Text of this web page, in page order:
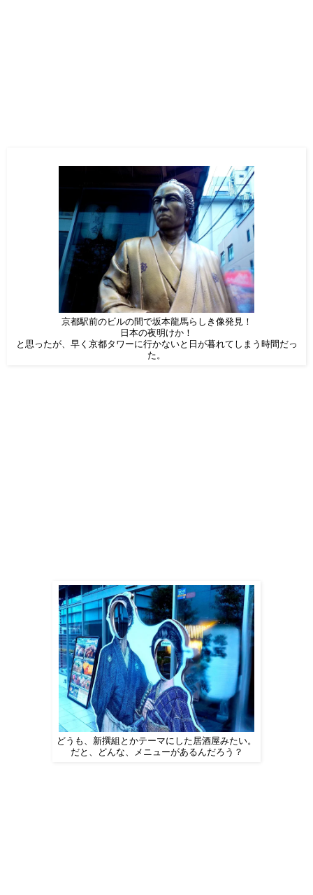
京都駅前のビルの間で坂本龍馬らしき像発見！
日本の夜明けか！
と思ったが、早く京都タワーに行かないと日が暮れてしまう時間だっ
た。
どうも、新撰組とかテーマにした居酒屋みたい。
だと、どんな、メニューがあるんだろう？